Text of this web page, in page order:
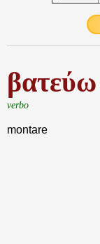
βατεύω
verbo
montare